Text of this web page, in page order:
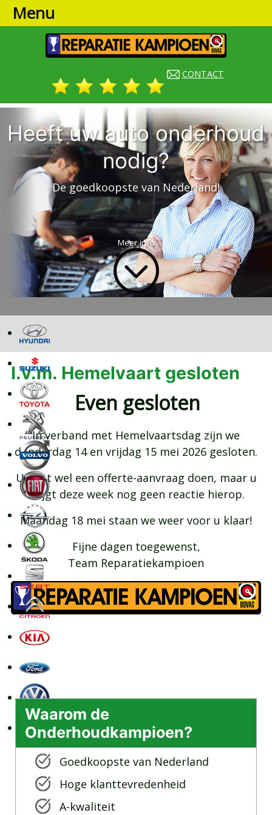
CONTACT
Heeft uw auto onderhoud
nodig?
De goedkoopste van Nederland!
Meer info
I.v.m. Hemelvaart gesloten
Even gesloten
In verband met Hemelvaartsdag zijn we
donderdag 14 en vrijdag 15 mei 2026 gesloten.
U kunt wel een offerte-aanvraag doen, maar u
krijgt deze week nog geen reactie hierop.
Maandag 18 mei staan we weer voor u klaar!
Fijne dagen toegewenst,
Team Reparatiekampioen
Waarom de
Onderhoudkampioen?
Goedkoopste van Nederland
Hoge klanttevredenheid
A-kwaliteit
Menu